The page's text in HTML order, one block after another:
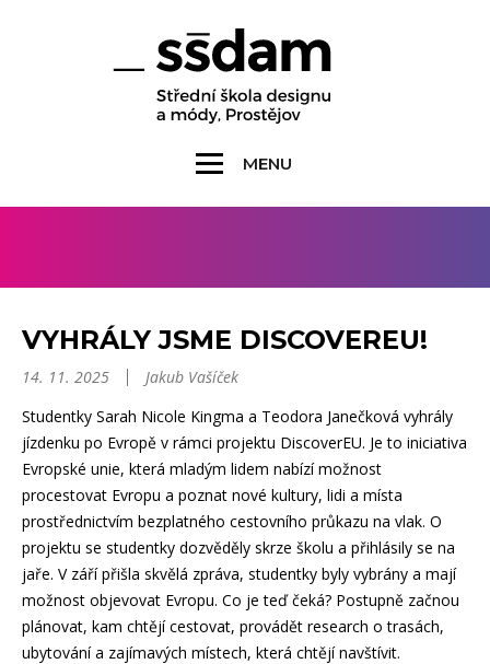
MENU
VYHRÁLY JSME DISCOVEREU!
14. 11. 2025
Jakub Vašíček
Studentky Sarah Nicole Kingma a Teodora Janečková vyhrály
jízdenku po Evropě v rámci projektu DiscoverEU. Je to iniciativa
Evropské unie, která mladým lidem nabízí možnost
procestovat Evropu a poznat nové kultury, lidi a místa
prostřednictvím bezplatného cestovního průkazu na vlak. O
projektu se studentky dozvěděly skrze školu a přihlásily se na
jaře. V září přišla skvělá zpráva, studentky byly vybrány a mají
možnost objevovat Evropu. Co je teď čeká? Postupně začnou
plánovat, kam chtějí cestovat, provádět research o trasách,
ubytování a zajímavých místech, která chtějí navštívit.